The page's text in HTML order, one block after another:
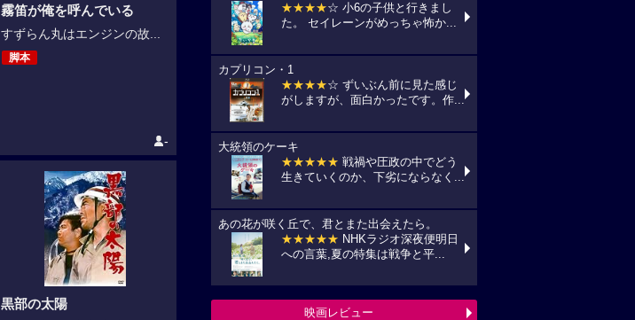
霧笛が俺を呼んでいる
すずらん丸はエンジンの故...
脚本
-
黒部の太陽
★★★★☆ 小6の子供と行きまし
た。 セイレーンがめっちゃ怖か...
カプリコン・1
★★★★☆ ずいぶん前に見た感じ
がしますが、面白かったです。作...
大統領のケーキ
★★★★★ 戦禍や圧政の中でどう
生きていくのか、下劣にならなく...
あの花が咲く丘で、君とまた出会えたら。
★★★★★ NHKラジオ深夜便明日
への言葉,夏の特集は戦争と平...
映画レビュー